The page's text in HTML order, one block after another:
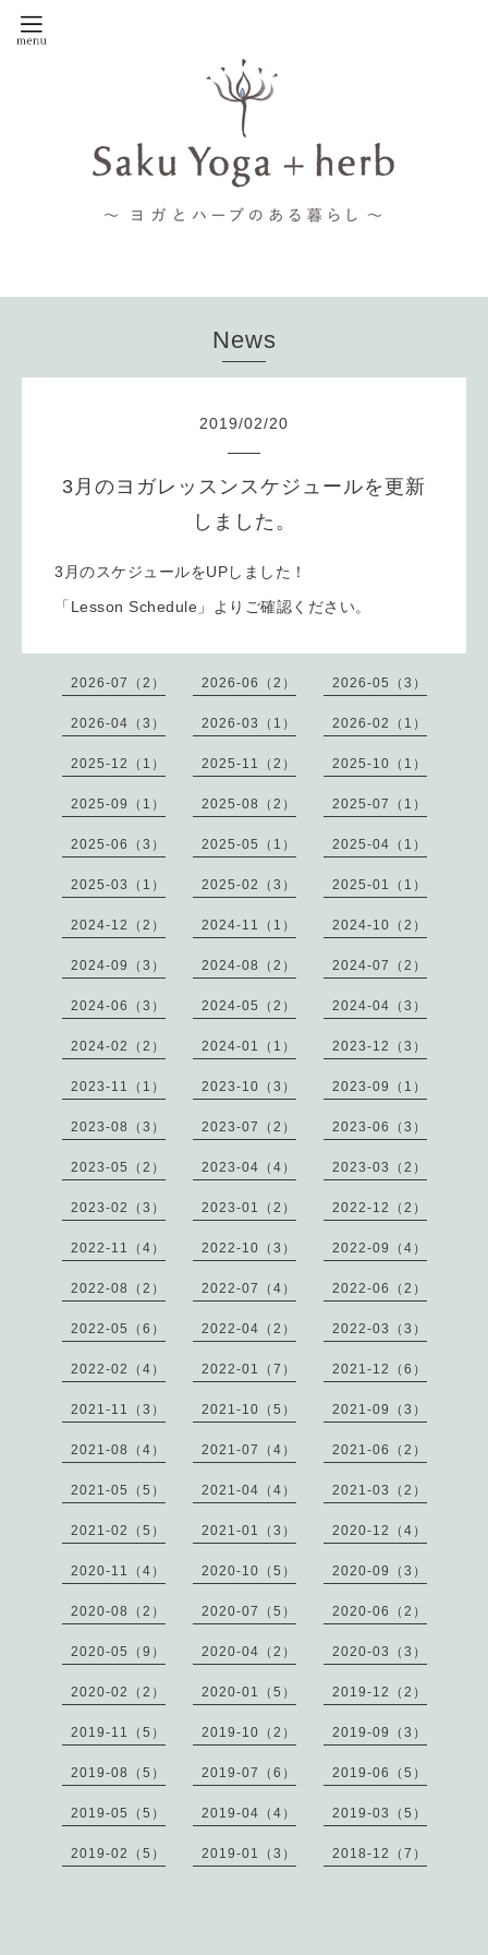
News
2019/02/20
3月のヨガレッスンスケジュールを更新
しました。
3月のスケジュールをUPしました！
「Lesson Schedule」よりご確認ください。
2026-07（2） 2026-06（2） 2026-05（3）
2026-04（3） 2026-03（1） 2026-02（1）
2025-12（1） 2025-11（2） 2025-10（1）
2025-09（1） 2025-08（2） 2025-07（1）
2025-06（3） 2025-05（1） 2025-04（1）
2025-03（1） 2025-02（3） 2025-01（1）
2024-12（2） 2024-11（1） 2024-10（2）
2024-09（3） 2024-08（2） 2024-07（2）
2024-06（3） 2024-05（2） 2024-04（3）
2024-02（2） 2024-01（1） 2023-12（3）
2023-11（1） 2023-10（3） 2023-09（1）
2023-08（3） 2023-07（2） 2023-06（3）
2023-05（2） 2023-04（4） 2023-03（2）
2023-02（3） 2023-01（2） 2022-12（2）
2022-11（4） 2022-10（3） 2022-09（4）
2022-08（2） 2022-07（4） 2022-06（2）
2022-05（6） 2022-04（2） 2022-03（3）
2022-02（4） 2022-01（7） 2021-12（6）
2021-11（3） 2021-10（5） 2021-09（3）
2021-08（4） 2021-07（4） 2021-06（2）
2021-05（5） 2021-04（4） 2021-03（2）
2021-02（5） 2021-01（3） 2020-12（4）
2020-11（4） 2020-10（5） 2020-09（3）
2020-08（2） 2020-07（5） 2020-06（2）
2020-05（9） 2020-04（2） 2020-03（3）
2020-02（2） 2020-01（5） 2019-12（2）
2019-11（5） 2019-10（2） 2019-09（3）
2019-08（5） 2019-07（6） 2019-06（5）
2019-05（5） 2019-04（4） 2019-03（5）
2019-02（5） 2019-01（3） 2018-12（7）